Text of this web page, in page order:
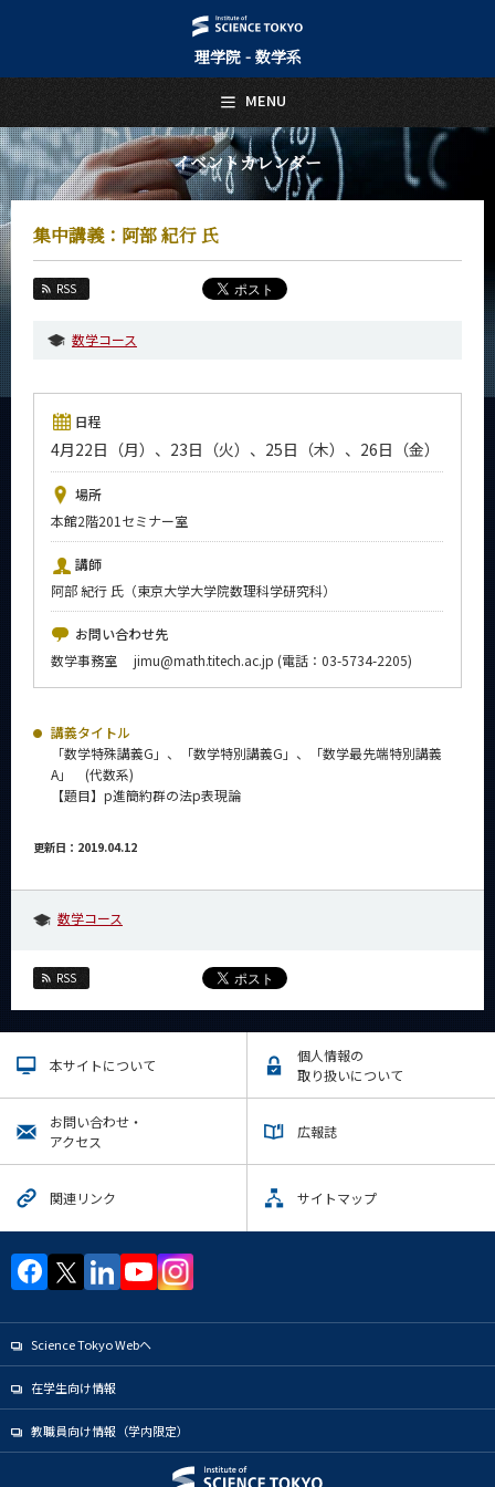
理学院 - 数学系
イベントカレンダー
集中講義：阿部 紀行 氏
RSS
数学コース
日程
4月22日（月）、23日（火）、25日（木）、26日（金）
場所
本館2階201セミナー室
講師
阿部 紀行 氏（東京大学大学院数理科学研究科）
お問い合わせ先
数学事務室 jimu@math.titech.ac.jp (電話：03-5734-2205)
講義タイトル
「数学特殊講義G」、「数学特別講義G」、「数学最先端特別講義
A」 (代数系)
【題目】p進簡約群の法p表現論
更新日：2019.04.12
数学コース
RSS
本サイトについて
個人情報の
取り扱いについて
お問い合わせ・
アクセス
広報誌
関連リンク サイトマップ
Science Tokyo Webヘ
在学生向け情報
教職員向け情報（学内限定）
MENU
日本語 English
トップページ
Top Page
数学系について
About Us
教育
Education
入学案内
Admissions
数学系 News
イベントカレンダー
Event Calendar
今後のイベント
今後の課程別イベント
年別アーカイブ
サイト構成